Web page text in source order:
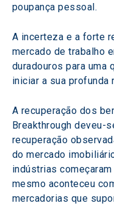
poupança pessoal.
A incerteza e a forte
mercado de trabalho
duradouros para uma
iniciar a sua profunda
A recuperação dos
Breakthrough deveu-
recuperação
do mercado
indústrias
mesmo aconteceu
mercadorias que